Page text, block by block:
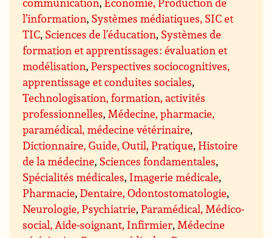
l’information, Systèmes médiatiques, SIC et
TIC, Sciences de l’éducation, Systèmes de
formation et apprentissages : évaluation et
modélisation,Perspectives sociocognitives,
apprentissage et conduites sociales,
Technologisation, formation, activités
professionnelles, Médecine, pharmacie,
paramédical, médecine vétérinaire,
Dictionnaire, Guide, Outil, Pratique,Histoire
de la médecine, Sciences fondamentales,
Spécialités médicales, Imagerie médicale,
Pharmacie,Dentaire, Odontostomatologie,
Neurologie, Psychiatrie,Paramédical, Médico-
social, Aide-soignant, Infirmier, Médecine